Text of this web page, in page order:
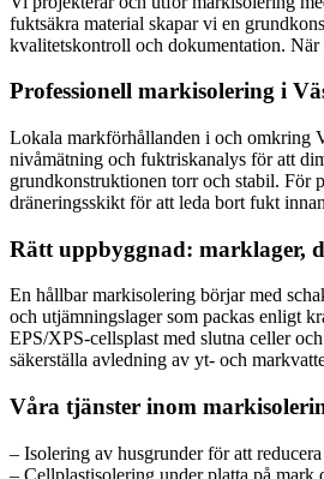
fuktsäkra material skapar vi en
kvalitetskontroll och dokumentation.
Professionell markisolering i
Lokala markförhållanden i och omkring
nivåmätning och fuktriskanalys för att
grundkonstruktionen torr och stabil. För
dräneringsskikt för att leda bort fukt
Rätt uppbyggnad: marklager,
En hållbar markisolering börjar med
och utjämningslager som packas enligt
EPS/XPS-cellsplast med slutna celler
säkerställa avledning av yt- och
Våra tjänster inom
– Isolering av husgrunder för att
– Cellplastisolering under platta på